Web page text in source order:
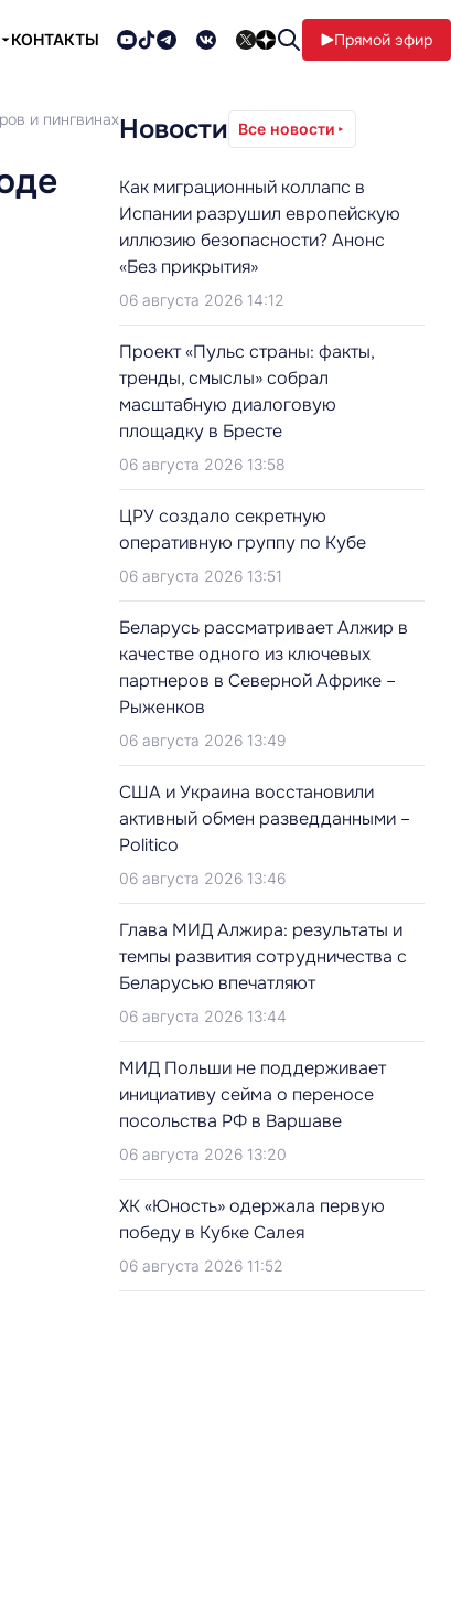
КОНТАКТЫ Прямой эфир
и пингвинахНовости Все новости
Как миграционный коллапс в
Испании разрушил европейскую
иллюзию безопасности? Анонс
«Без прикрытия»
06 августа 2026 14:12
Проект «Пульс страны: факты,
тренды, смыслы» собрал
масштабную диалоговую
площадку в Бресте
06 августа 2026 13:58
ЦРУ создало секретную
оперативную группу по Кубе
06 августа 2026 13:51
Беларусь рассматривает Алжир в
качестве одного из ключевых
партнеров в Северной Африке –
Рыженков
06 августа 2026 13:49
США и Украина восстановили
активный обмен разведданными –
Politico
06 августа 2026 13:46
Глава МИД Алжира: результаты и
темпы развития сотрудничества с
Беларусью впечатляют
06 августа 2026 13:44
МИД Польши не поддерживает
инициативу сейма о переносе
посольства РФ в Варшаве
06 августа 2026 13:20
ХК «Юность» одержала первую
победу в Кубке Салея
06 августа 2026 11:52